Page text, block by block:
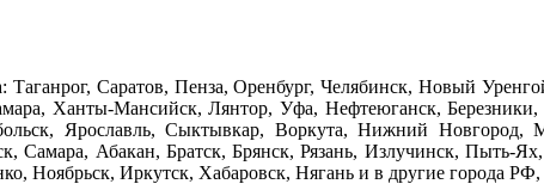
Таганрог, Саратов, Пенза, Оренбург, Челябинск, Новый
Ханты-Мансийск, Лянтор, Уфа, Нефтеюганск,
Ярославль, Сыктывкар, Воркута, Нижний Новгород,
Самара, Абакан, Братск, Брянск, Рязань, Излучинск, Пыть-
Иркутск, Хабаровск, Нягань и в другие города РФ,